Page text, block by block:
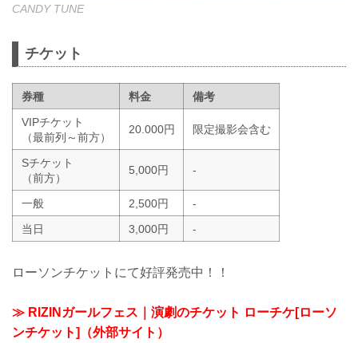
CANDY TUNE
チケット
券種 料金
備考
VIPチケット
（最前列～前方）
20.000円 限定撮影会含む
Sチケット
（前方）
5,000円 -
一般 2,500円
-
当日
3,000円 -
ローソンチケットにて好評発売中！！
≫ RIZINガールフェス｜演劇のチケット ローチケ[ローソ
ンチケット]（外部サイト）